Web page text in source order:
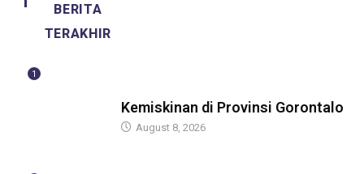
BERITA
TERAKHIR
1
Kemiskinan di Provinsi Gorontalo
August 8, 2026